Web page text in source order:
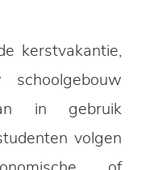
kerstvakantie,
in gebruik
volgen